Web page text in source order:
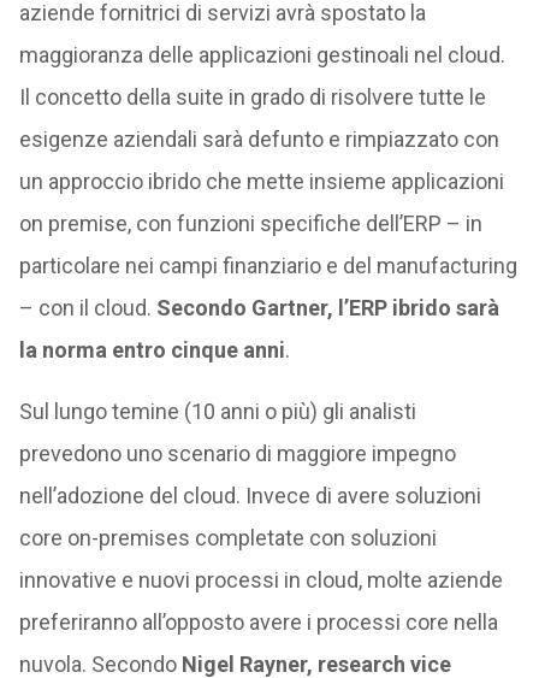
aziende fornitrici di servizi avrà spostato la
maggioranza delle applicazioni gestinoali nel cloud.
Il concetto della suite in grado di risolvere tutte le
esigenze aziendali sarà defunto e rimpiazzato con
un approccio ibrido che mette insieme applicazioni
on premise, con funzioni specifiche dell’ERP – in
particolare nei campi finanziario e del manufacturing
– con il cloud. Secondo Gartner, l’ERP ibrido sarà
la norma entro cinque anni.
Sul lungo temine (10 anni o più) gli analisti
prevedono uno scenario di maggiore impegno
nell’adozione del cloud. Invece di avere soluzioni
core on-premises completate con soluzioni
innovative e nuovi processi in cloud, molte aziende
preferiranno all’opposto avere i processi core nella
nuvola. Secondo Nigel Rayner, research vice